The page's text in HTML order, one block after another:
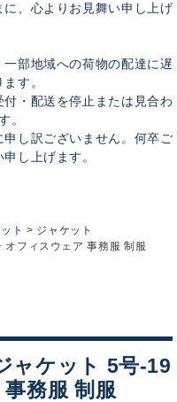
、心よりお見舞い申し上げ
部地域への荷物の配達に遅
す。
・配送を停止または見合わ
。
し訳ございません。何卒ご
し上げます。
ト
ジャケット
フィスウェア 事務服 制服
ャケット 5号-19
務服 制服